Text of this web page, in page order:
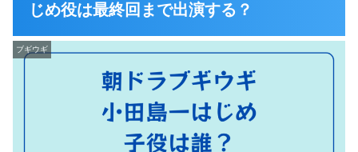
じめ役は最終回まで出演する？
ブギウギ